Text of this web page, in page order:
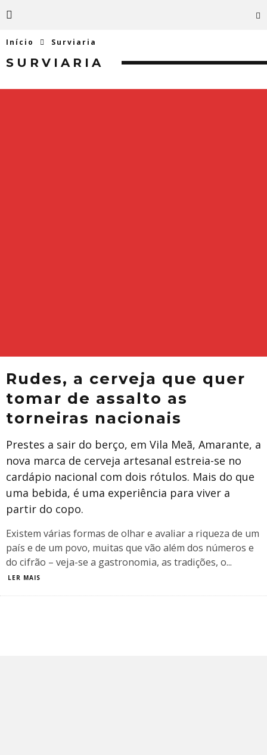
Início Surviaria
SURVIARIA
Rudes, a cerveja que quer
tomar de assalto as
torneiras nacionais
Prestes a sair do berço, em Vila Meã, Amarante, a
nova marca de cerveja artesanal estreia-se no
cardápio nacional com dois rótulos. Mais do que
uma bebida, é uma experiência para viver a
partir do copo.
Existem várias formas de olhar e avaliar a riqueza de um
país e de um povo, muitas que vão além dos números e
do cifrão – veja-se a gastronomia, as tradições, o...
LER MAIS